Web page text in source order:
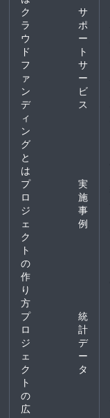
ク
ラ
ウ
ド
フ
ァ
ン
デ
ィ
ン
グ
と
は
サ
ポ
ー
ト
サ
ー
ビ
ス
プ
ロ
ジ
ェ
ク
ト
の
作
り
方
実
施
事
例
プ
ロ
ジ
ェ
ク
ト
の
広
統
計
デ
ー
タ